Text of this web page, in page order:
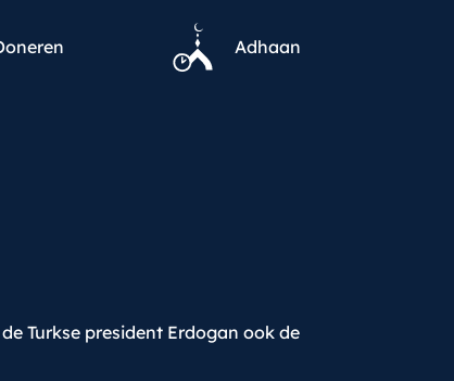
Adhaan
Turkse president Erdogan ook de